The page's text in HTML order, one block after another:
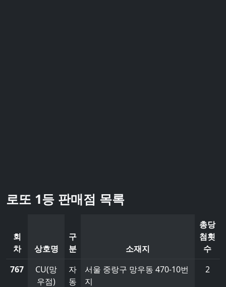
로또 1등 판매점 목록
회
차
상호명
구
분
소재지
총당
첨횟
수
767
CU(망
우점)
자
동
서울 중랑구 망우동 470-10번
지
2